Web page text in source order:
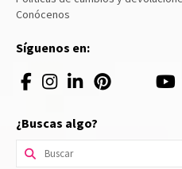
Conócenos
Síguenos en:
¿Buscas algo?
Buscar
por: